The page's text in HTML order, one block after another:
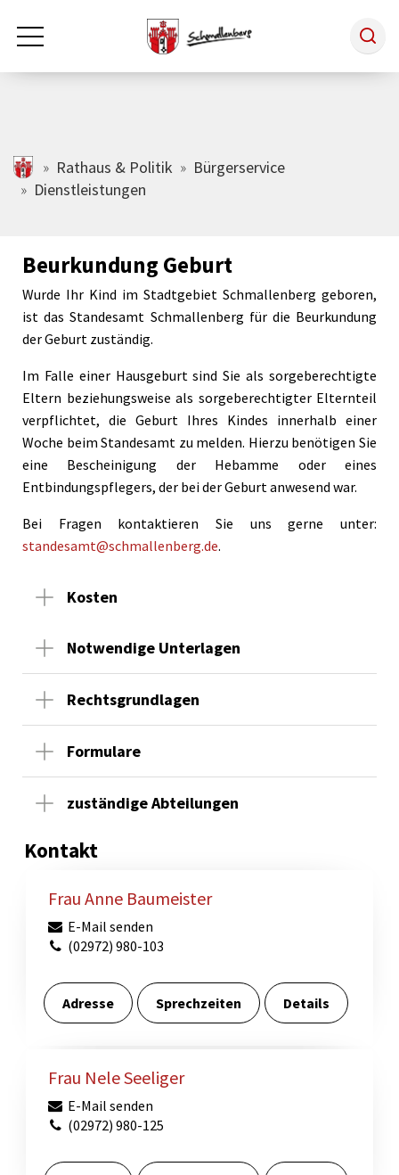
Zum Hauptinhalt springen
Rathaus & Politik
Tourismus
Freizeit & Kultur
Wirtschaft
schmallenberg.de
Rathaus & Politik
Bürgerservice
Dienstleistungen
Beurkundung Geburt
Wurde Ihr Kind im Stadtgebiet Schmallenberg geboren,
ist das Standesamt Schmallenberg für die Beurkundung
der Geburt zuständig.
Im Falle einer Hausgeburt sind Sie als sorgeberechtigte
Eltern beziehungsweise als sorgeberechtigter Elternteil
verpflichtet, die Geburt Ihres Kindes innerhalb einer
Woche beim Standesamt zu melden. Hierzu benötigen Sie
eine Bescheinigung der Hebamme oder eines
Entbindungspflegers, der bei der Geburt anwesend war.
Bei Fragen kontaktieren Sie uns gerne unter:
standesamt@schmallenberg.de.
Kosten
Notwendige Unterlagen
Rechtsgrundlagen
Formulare
zuständige Abteilungen
Kontakt
Frau Anne Baumeister
E-Mail senden
(02972) 980-103
Adresse Sprechzeiten Details
Frau Nele Seeliger
E-Mail senden
(02972) 980-125